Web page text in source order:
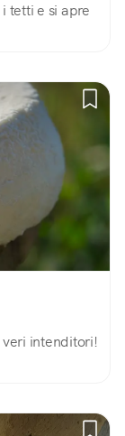
tetti e si apre
intenditori!